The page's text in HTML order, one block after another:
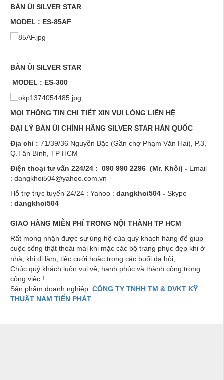
BÀN ỦI SILVER STAR
MODEL : ES-85AF
BÀN ỦI SILVER STAR
MODEL : ES-300
MỌI THÔNG TIN CHI TIẾT XIN VUI LÒNG LIÊN HỆ
ĐẠI LÝ BÀN ỦI CHÍNH HÃNG SILVER STAR HÀN QUỐC
Địa chỉ : 71/39/36 Nguyễn Bặc (Gần chợ Phạm Văn Hai), P.3,
Q.Tân Bình, TP HCM
Điện thoại tư vấn 224/24 : 090 990 2296 (Mr. Khôi) - Email
: dangkhoi504@yahoo.com.vn
Hỗ trợ trực tuyến 24/24 : Yahoo : dangkhoi504 - Skype
: dangkhoi504
GIAO HÀNG MIỄN PHÍ TRONG NỘI THÀNH TP HCM
Rất mong nhận được sự ủng hộ của quý khách hàng để giúp
cuộc sống thật thoải mái khi mặc các bộ trang phục đẹp khi ở
nhà, khi đi làm, tiệc cưới hoặc trong các buổi dạ hội,...
Chúc quý khách luôn vui vẻ, hạnh phúc và thành công trong
công việc !
Sản phẩm doanh nghiệp: CÔNG TY TNHH TM & DVKT KỸ
THUẬT NAM TIẾN PHÁT